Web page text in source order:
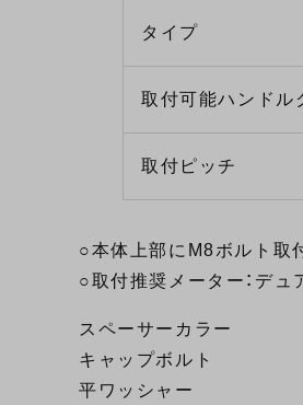
タイプ
取付可能ハンドル
取付ピッチ
○本体上部にM8ボルト取
○取付推奨メーター：デ
スペーサーカラー
キャップボルト
平ワッシャー